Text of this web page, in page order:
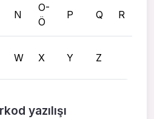
N
O-
Ö
P Q R
W X Y Z
yazılışı